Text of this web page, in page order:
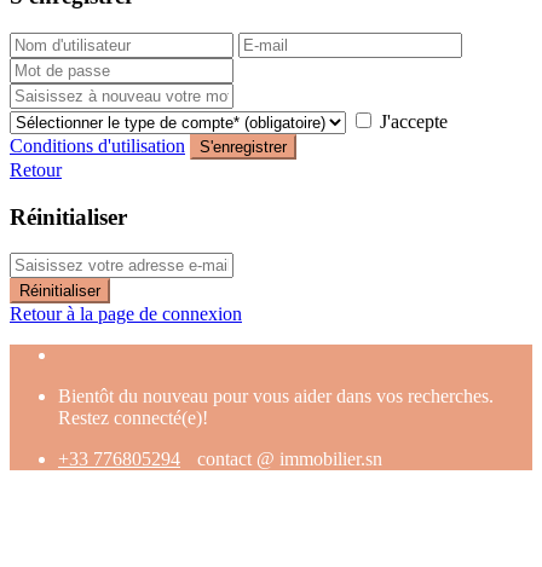
J'accepte
Conditions d'utilisation
S'enregistrer
Retour
Réinitialiser
Réinitialiser
Retour à la page de connexion
Bientôt du nouveau pour vous aider dans vos recherches.
Restez connecté(e)!
+33 776805294
contact @ immobilier.sn